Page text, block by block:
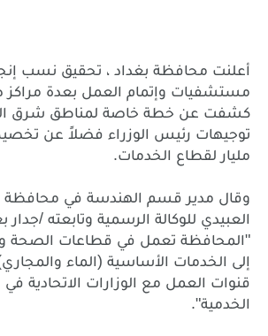
أعلنت محافظة بغداد ، تحقيق نسب
مستشفيات وإتمام العمل بعدة مراكز
كشفت عن خطة خاصة لمناطق شرق
توجيهات رئيس الوزراء فضلاً عن
مليار لقطاع الخدمات.
وقال مدير قسم الهندسة في محافظة
العبيدي للوكالة الرسمية وتابعته /جدار
"المحافظة تعمل في قطاعات الصحة
إلى الخدمات الأساسية (الماء والمجاري
قنوات العمل مع الوزارات الاتحادية في
الخدمية".